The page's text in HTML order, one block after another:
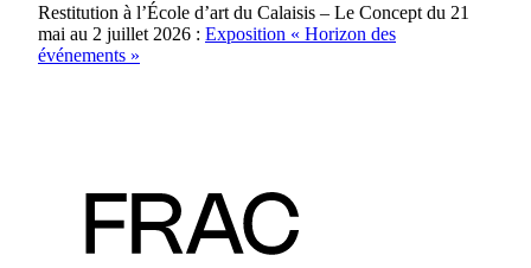
Restitution à l’École d’art du Calaisis – Le Concept du 21
mai au 2 juillet 2026 : Exposition « Horizon des
événements »